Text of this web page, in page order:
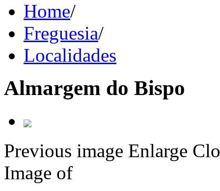
Home/
Freguesia/
Localidades
Almargem do Bispo
Previous image Enlarge
Image of